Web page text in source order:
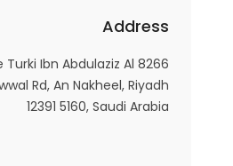
Address
Turki Ibn Abdulaziz Al
Rd, An Nakheel, Riyadh
12391 5160, Saudi Arabia